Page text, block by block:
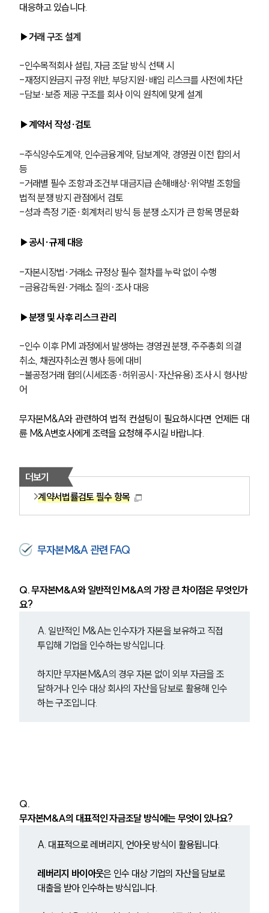
대응하고 있습니다.
▶거래 구조 설계
-인수목적회사 설립, 자금 조달 방식 선택 시
-재정지원금지 규정 위반, 부당지원·배임 리스크를 사전에 차단
-담보·보증 제공 구조를 회사 이익 원칙에 맞게 설계
▶계약서 작성∙검토
-주식양수도계약, 인수금융계약, 담보계약, 경영권 이전 합의서
등
-거래별 필수 조항과 조건부 대금지급 손해배상·위약벌 조항을
법적 분쟁 방지 관점에서 검토
-성과 측정 기준·회계처리 방식 등 분쟁 소지가 큰 항목 명문화
▶공시∙규제 대응
-자본시장법·거래소 규정상 필수 절차를 누락 없이 수행
-금융감독원·거래소 질의·조사 대응
▶분쟁 및 사후 리스크 관리
-인수 이후 PMI 과정에서 발생하는 경영권 분쟁, 주주총회 의결
취소, 채권자취소권 행사 등에 대비
-불공정거래 혐의(시세조종·허위공시·자산유용) 조사 시 형사방
어
무자본M&A와 관련하여 법적 컨설팅이 필요하시다면 언제든 대
륜 M&A변호사에게 조력을 요청해 주시길 바랍니다.
더보기
계약서법률검토 필수 항목
무자본M&A 관련 FAQ
Q. 무자본M&A와 일반적인 M&A의 가장 큰 차이점은 무엇인가
요?
A. 일반적인 M&A는 인수자가 자본을 보유하고 직접
투입해 기업을 인수하는 방식입니다.
하지만 무자본M&A의 경우 자본 없이 외부 자금을 조
달하거나 인수 대상 회사의 자산을 담보로 활용해 인수
하는 구조입니다.
Q.
무자본M&A의 대표적인 자금조달 방식에는 무엇이 있나요?
A. 대표적으로 레버리지, 언아웃 방식이 활용됩니다.
레버리지 바이아웃은 인수 대상 기업의 자산을 담보로
대출을 받아 인수하는 방식입니다.